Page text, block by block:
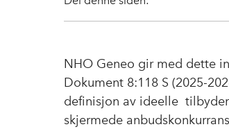
NHO Geneo gir med dette
Dokument 8:118 S (2025-
definisjon av ideelle
skjermede